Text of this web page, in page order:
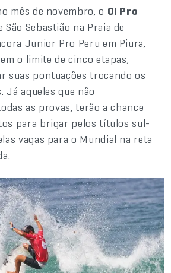
mês de novembro, o Oi Pro
São Sebastião na Praia de
Junior Pro Peru em Piura,
o limite de cinco etapas,
suas pontuações trocando os
Já aqueles que não
as provas, terão a chance
para brigar pelos títulos sul-
vagas para o Mundial na reta